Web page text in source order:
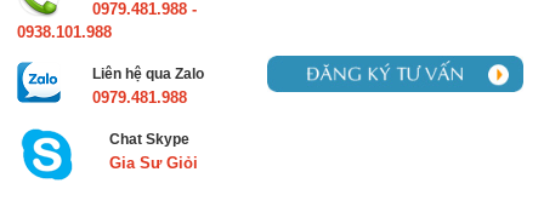
0979.481.988 -
0938.101.988
Liên hệ qua Zalo
0979.481.988
Chat Skype
Gia Sư Giỏi